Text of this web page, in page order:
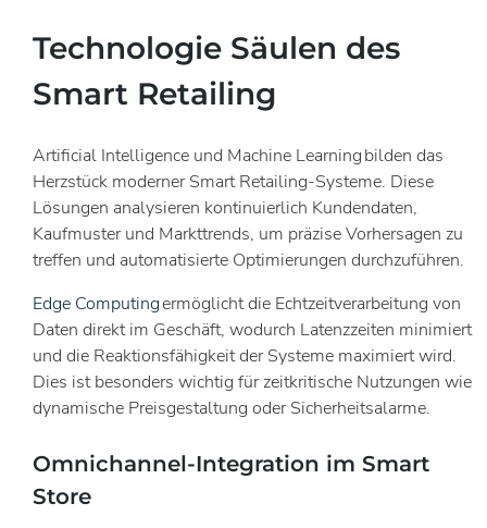
Technologie Säulen des
Smart Retailing
Artificial Intelligence und Machine Learning bilden das
Herzstück moderner Smart Retailing-Systeme. Diese
Lösungen analysieren kontinuierlich Kundendaten,
Kaufmuster und Markttrends, um präzise Vorhersagen zu
treffen und automatisierte Optimierungen durchzuführen.
Edge Computingermöglicht die Echtzeitverarbeitung von
Daten direkt im Geschäft, wodurch Latenzzeiten minimiert
und die Reaktionsfähigkeit der Systeme maximiert wird.
Dies ist besonders wichtig für zeitkritische Nutzungen wie
dynamische Preisgestaltung oder Sicherheitsalarme.
Omnichannel-Integration im Smart
Store